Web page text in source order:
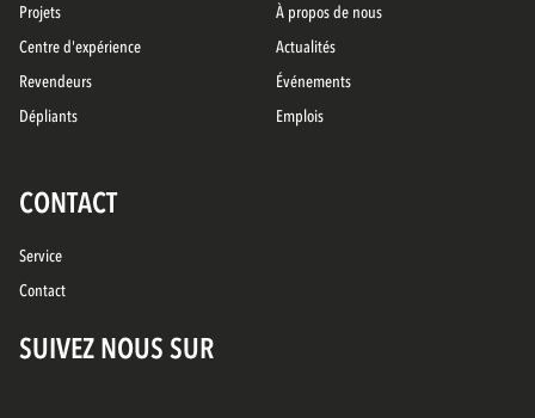
Projets
Centre d'expérience
Revendeurs
Dépliants
À propos de nous
Actualités
Événements
Emplois
CONTACT
Service
Contact
SUIVEZ NOUS SUR